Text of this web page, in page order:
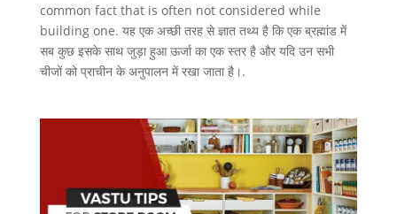
common fact that is often not considered while
building one. यह एक अच्छी तरह से ज्ञात तथ्य है कि एक ब्रह्मांड में
सब कुछ इसके साथ जुड़ा हुआ ऊर्जा का एक स्तर है और यदि उन सभी
चीजों को प्राचीन के अनुपालन में रखा जाता है।.